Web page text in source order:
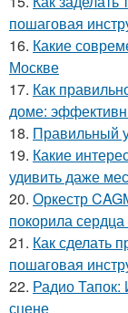
пошаговая
16. Какие
Москве
17. Как
доме:
18. Правильный
19. Какие
удивить даже
20. Оркестр
покорила
21. Как сделать
пошаговая
22. Радио Тапок:
сцене